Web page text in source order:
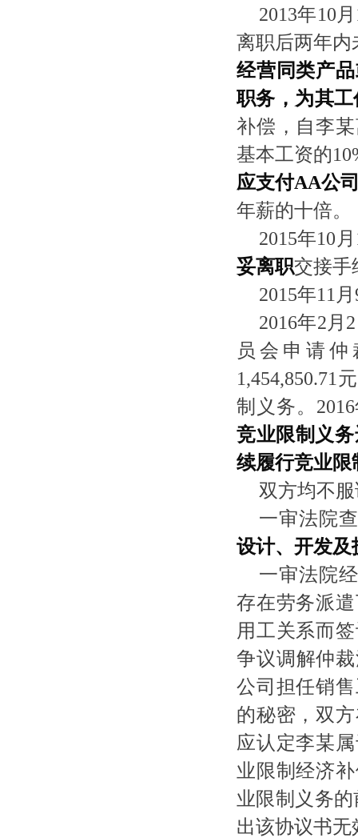
2013年10
离职后两年内
经营同类产
职务，为其
补偿，自李
基本工资的
应支付AA公
年薪的十倍。
2015年10
妥离职交接手
2015年11
2016年2月
员会申请
1,454,850.71
制义务。
竞业限制义
续履行竞业限
双方均不
一审法院
设计、开发及
一审法院
存在劳务派
用工关系而
争议调解仲
公司担任销
的秘密，双
应认定李某
业限制经济
业限制义务
出该协议书无